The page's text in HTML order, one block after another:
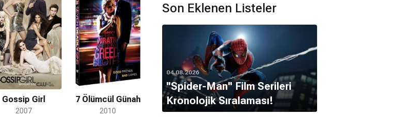
Gossip Girl
2007
7 Ölümcül Günah
2010
Son Eklenen Listeler
04.08.2026
''Spider-Man'' Film Serileri
Kronolojik Sıralaması!